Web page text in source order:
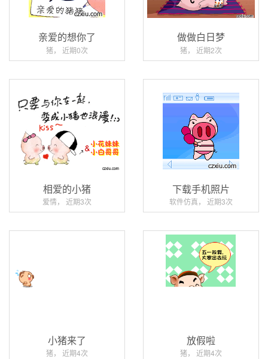
亲爱的想你了
猪， 近期0次
做做白日梦
猪， 近期2次
相爱的小猪
爱情， 近期3次
下载手机照片
软件仿真， 近期3次
小猪来了
猪， 近期4次
放假啦
猪， 近期4次